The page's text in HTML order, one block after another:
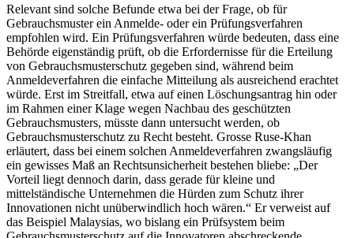
Relevant sind solche Befunde etwa bei der Frage, ob für
Gebrauchsmuster ein Anmelde- oder ein Prüfungsverfahren
empfohlen wird. Ein Prüfungsverfahren würde bedeuten, dass eine
Behörde eigenständig prüft, ob die Erfordernisse für die Erteilung
von Gebrauchsmusterschutz gegeben sind, während beim
Anmeldeverfahren die einfache Mitteilung als ausreichend erachtet
würde. Erst im Streitfall, etwa auf einen Löschungsantrag hin oder
im Rahmen einer Klage wegen Nachbau des geschützten
Gebrauchsmusters, müsste dann untersucht werden, ob
Gebrauchsmusterschutz zu Recht besteht. Grosse Ruse-Khan
erläutert, dass bei einem solchen Anmeldeverfahren zwangsläufig
ein gewisses Maß an Rechtsunsicherheit bestehen bliebe: „Der
Vorteil liegt dennoch darin, dass gerade für kleine und
mittelständische Unternehmen die Hürden zum Schutz ihrer
Innovationen nicht unüberwindlich hoch wären.“ Er verweist auf
das Beispiel Malaysias, wo bislang ein Prüfsystem beim